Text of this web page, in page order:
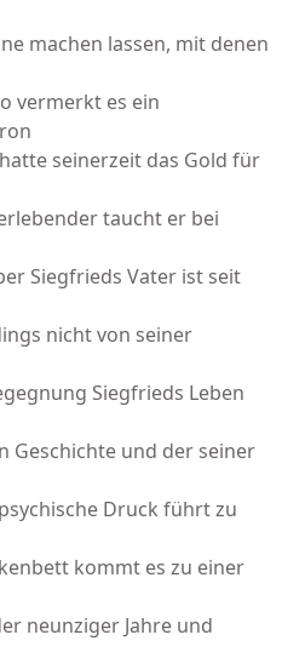
machen lassen, mit denen
vermerkt es ein
seinerzeit das Gold für
taucht er bei
Siegfrieds Vater ist seit
nicht von seiner
Siegfrieds Leben
Geschichte und der seiner
Druck führt zu
kommt es zu einer
neunziger Jahre und